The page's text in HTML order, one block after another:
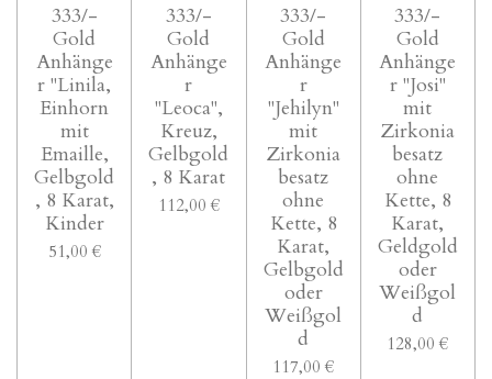
333/-
Gold
Anhänge
r "Linila,
Einhorn
mit
Emaille,
Gelbgold
, 8 Karat,
Kinder
51,00 €
333/-
Gold
Anhänge
r
"Leoca",
Kreuz,
Gelbgold
, 8 Karat
112,00 €
333/-
Gold
Anhänge
r
"Jehilyn"
mit
Zirkonia
besatz
ohne
Kette, 8
Karat,
Gelbgold
oder
Weißgol
d
117,00 €
333/-
Gold
Anhänge
r "Josi"
mit
Zirkonia
besatz
ohne
Kette, 8
Karat,
Geldgold
oder
Weißgol
d
128,00 €